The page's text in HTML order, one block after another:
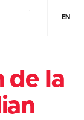
EN
de la